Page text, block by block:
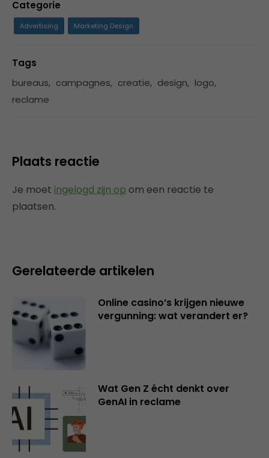
Categorie
Advertising Marketing Design
Tags
bureaus, campagnes, creatie, design, logo,
reclame
Plaats reactie
Je moet ingelogd zijn op om een reactie te
plaatsen.
Gerelateerde artikelen
Online casino’s krijgen nieuwe
vergunning: wat verandert er?
Wat Gen Z écht denkt over
GenAI in reclame